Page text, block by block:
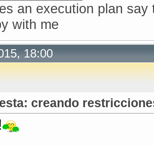
an execution plan
with me
18:00
creando